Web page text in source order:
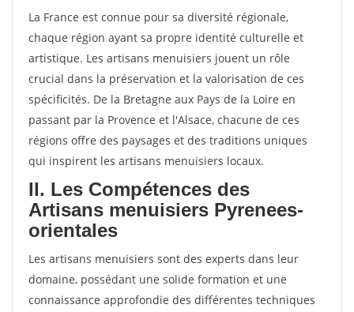
La France est connue pour sa diversité régionale,
chaque région ayant sa propre identité culturelle et
artistique. Les artisans menuisiers jouent un rôle
crucial dans la préservation et la valorisation de ces
spécificités. De la Bretagne aux Pays de la Loire en
passant par la Provence et l'Alsace, chacune de ces
régions offre des paysages et des traditions uniques
qui inspirent les artisans menuisiers locaux.
II. Les Compétences des
Artisans menuisiers Pyrenees-
orientales
Les artisans menuisiers sont des experts dans leur
domaine, possédant une solide formation et une
connaissance approfondie des différentes techniques